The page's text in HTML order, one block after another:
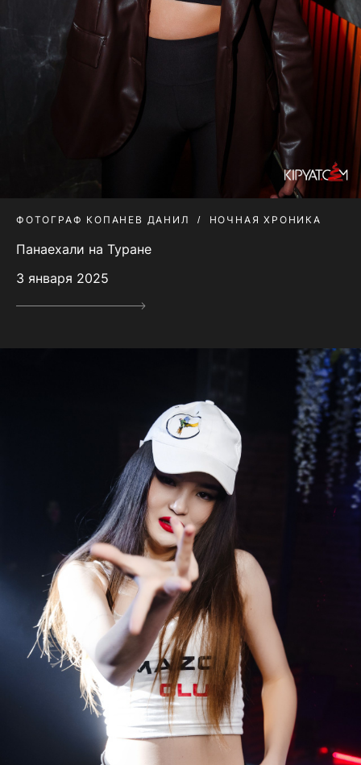
ФОТОГРАФ КОПАНЕВ ДАНИЛ НОЧНАЯ ХРОНИКА
Панаехали на Туране
3 января 2025